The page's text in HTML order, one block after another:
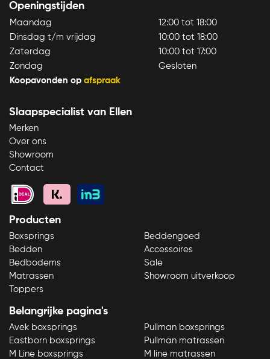
Direct bellen Bezoek onze showroom
Openingstijden
Maandag
12:00 tot 18:00
Dinsdag t/m vrijdag
10:00 tot 18:00
Zaterdag
10:00 tot 17:00
Zondag
Gesloten
Koopavonden op afspraak
Slaapspecialist van Ellen
Merken
Over ons
Showroom
Contact
Producten
Boxsprings
Bedden
Bedbodems
Matrassen
Toppers
Beddengoed
Accessoires
Sale
Showroom uitverkoop
Belangrijke pagina's
Avek boxsprings
Eastborn boxsprings
M Line boxsprings
Pullman boxsprings
Pullman matrassen
M line matrassen